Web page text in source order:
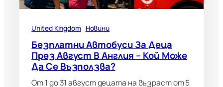
United Kingdom Новини
Безплатни Автобуси За Деца
През Август В Англия – Кой Може
Да Се Възползва?
От 1 до 31 август децата на възраст от 5